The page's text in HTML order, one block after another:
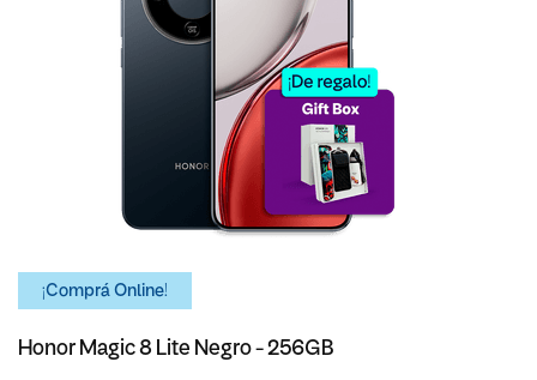
¡Comprá Online!
Honor Magic 8 Lite Negro - 256GB